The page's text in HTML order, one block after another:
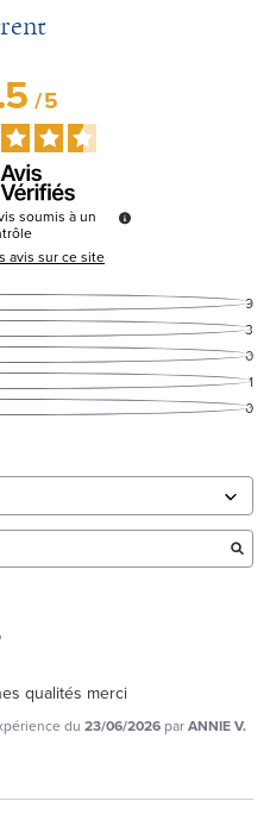
/5
soumis à un
avis sur ce site
9
3
0
1
0
qualités merci
du 23/06/2026 parANNIE V.